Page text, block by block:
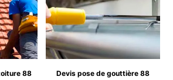
88 Devis pose de gouttière 88